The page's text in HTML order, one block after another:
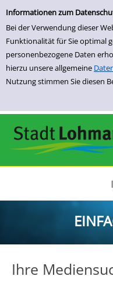
Einfache Suche
Informationen zum
Bei der Verwendung dieser
Funktionalität für Sie optimal
personenbezogene Daten
hierzu unsere allgemeine
Nutzung stimmen Sie diesen
Zur Detailanzeige springen
Ihre